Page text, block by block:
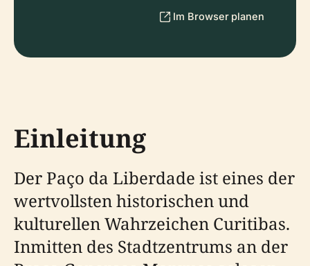
Im Browser planen
Einleitung
Der Paço da Liberdade ist eines der
wertvollsten historischen und
kulturellen Wahrzeichen Curitibas.
Inmitten des Stadtzentrums an der